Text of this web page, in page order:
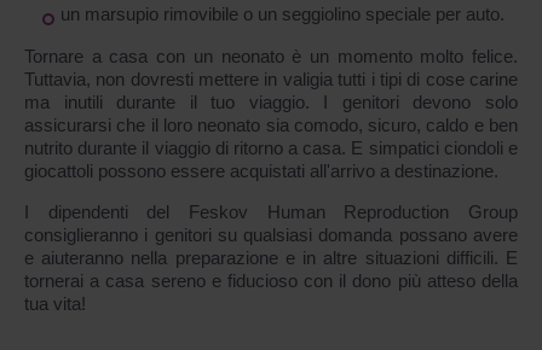
un marsupio rimovibile o un seggiolino speciale per auto.
Tornare a casa con un neonato è un momento molto felice.
Tuttavia, non dovresti mettere in valigia tutti i tipi di cose carine
ma inutili durante il tuo viaggio. I genitori devono solo
assicurarsi che il loro neonato sia comodo, sicuro, caldo e ben
nutrito durante il viaggio di ritorno a casa. E simpatici ciondoli e
giocattoli possono essere acquistati all'arrivo a destinazione.
I dipendenti del Feskov Human Reproduction Group
consiglieranno i genitori su qualsiasi domanda possano avere
e aiuteranno nella preparazione e in altre situazioni difficili. E
tornerai a casa sereno e fiducioso con il dono più atteso della
tua vita!